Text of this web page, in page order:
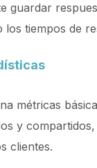
guardar
tiempos de
métricas
y
clientes.